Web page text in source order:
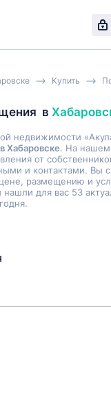
Купить
в
недвижимости
Хабаровске. На нашем
от
и контактами. Вы
размещению и
для вас 53